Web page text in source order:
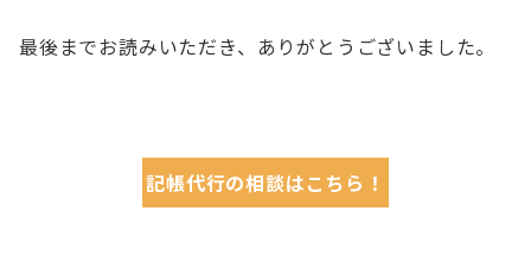
最後までお読みいただき、ありがとうございました。
記帳代行の相談はこちら！